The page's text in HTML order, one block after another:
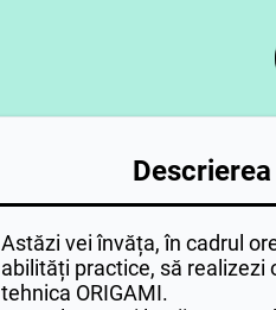
Astăzi vei învăța, în cadrul
abilități practice, să realizezi
tehnica ORIGAMI.